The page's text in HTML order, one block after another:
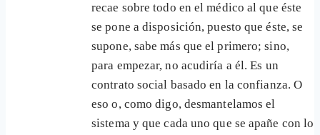
recae sobre todo en el médico al que éste
se pone a disposición, puesto que éste, se
supone, sabe más que el primero; sino,
para empezar, no acudiría a él. Es un
contrato social basado en la confianza. O
eso o, como digo, desmantelamos el
sistema y que cada uno que se apañe con lo